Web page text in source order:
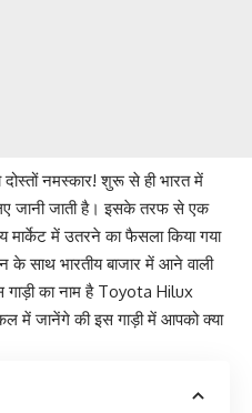
दोस्तों नमस्कार! शुरू से ही भारत में
जानी जाती है। इसके तरफ से एक
मार्केट में उतरने का फैसला किया गया
साथ भारतीय बाजार में आने वाली
गाड़ी का नाम है Toyota Hilux
में जानेंगे की इस गाड़ी में आपको क्या